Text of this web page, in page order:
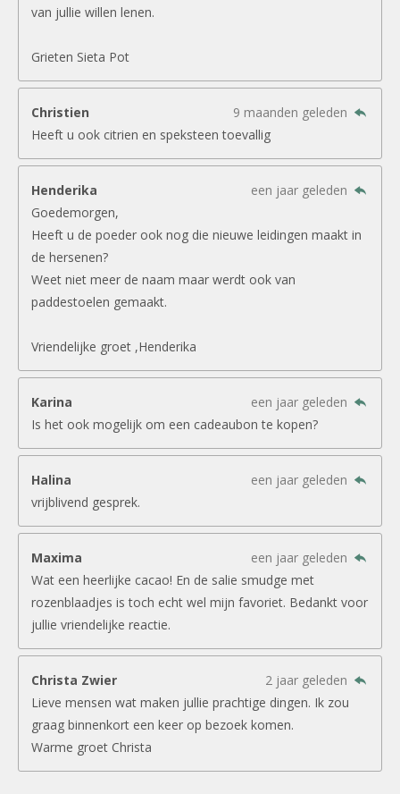
van jullie willen lenen.
Grieten Sieta Pot
Christien
9 maanden geleden
Heeft u ook citrien en speksteen toevallig
Henderika
een jaar geleden
Goedemorgen,
Heeft u de poeder ook nog die nieuwe leidingen maakt in
de hersenen?
Weet niet meer de naam maar werdt ook van
paddestoelen gemaakt.
Vriendelijke groet ,Henderika
Karina
een jaar geleden
Is het ook mogelijk om een cadeaubon te kopen?
Halina
een jaar geleden
vrijblivend gesprek.
Maxima
een jaar geleden
Wat een heerlijke cacao! En de salie smudge met
rozenblaadjes is toch echt wel mijn favoriet. Bedankt voor
jullie vriendelijke reactie.
Christa Zwier
2 jaar geleden
Lieve mensen wat maken jullie prachtige dingen. Ik zou
graag binnenkort een keer op bezoek komen.
Warme groet Christa